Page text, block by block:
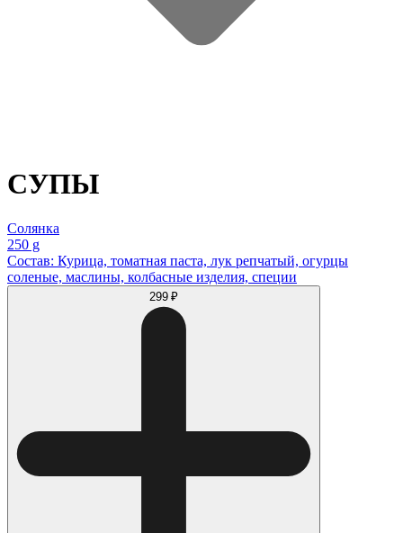
СУПЫ
Солянка
250 g
Состав: Курица, томатная паста, лук репчатый, огурцы
соленые, маслины, колбасные изделия, специи
299 ₽